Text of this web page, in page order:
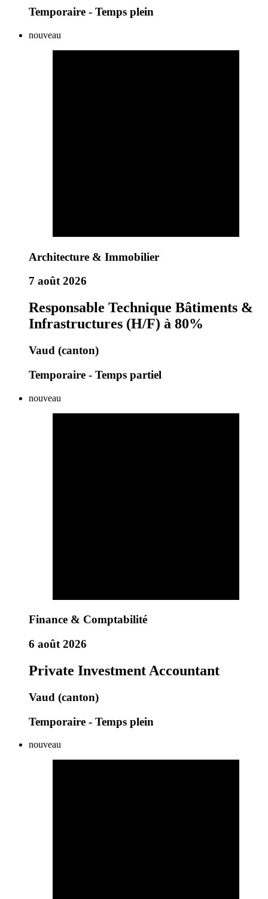
Temporaire - Temps plein
nouveau
Architecture & Immobilier
7 août 2026
Responsable Technique Bâtiments &
Infrastructures (H/F) à 80%
Vaud (canton)
Temporaire - Temps partiel
nouveau
Finance & Comptabilité
6 août 2026
Private Investment Accountant
Vaud (canton)
Temporaire - Temps plein
nouveau